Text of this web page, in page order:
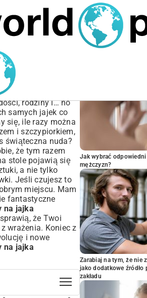
na
| Porady
rodziny i… no
samych jajek co
się, ile razy można
i szczypiorkiem,
świąteczna nuda?
że tym razem
stole pojawią się
a nie tylko
Jeśli czujesz to
miejscu. Mam
fantastyczne
na jajka
że Twoi
wrażenia. Koniec z
i nowe
na jajka
Jak wybrać
mężczyzn?
Zarabiaj na tym, że nie
jako dodatkowe
zakładu